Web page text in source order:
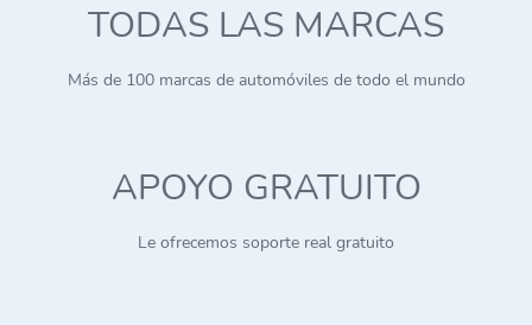
TODAS LAS MARCAS
Más de 100 marcas de automóviles de todo el mundo
APOYO GRATUITO
Le ofrecemos soporte real gratuito